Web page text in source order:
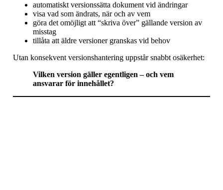
automatiskt versionssätta dokument vid ändringar
visa vad som ändrats, när och av vem
göra det omöjligt att “skriva över” gällande version av
misstag
tillåta att äldre versioner granskas vid behov
Utan konsekvent versionshantering uppstår snabbt osäkerhet:
Vilken version gäller egentligen – och vem
ansvarar för innehållet?